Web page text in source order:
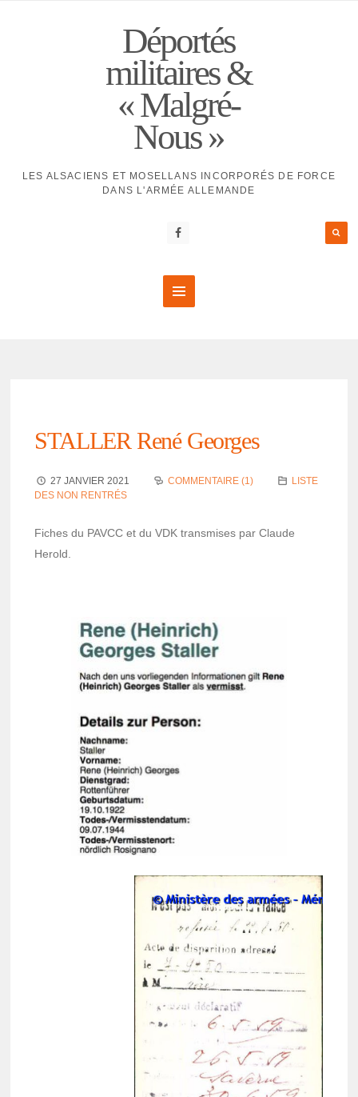
Déportés
militaires &
« Malgré-
Nous »
LES ALSACIENS ET MOSELLANS INCORPORÉS DE FORCE
DANS L'ARMÉE ALLEMANDE
STALLER René Georges
27 JANVIER 2021 COMMENTAIRE (1)
LISTE
DES NON RENTRÉS
Fiches du PAVCC et du VDK trans­mises par Claude
Herold.